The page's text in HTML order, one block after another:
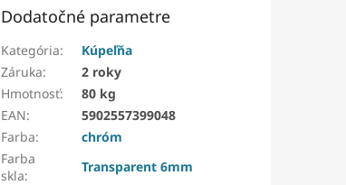
Dodatočné parametre
Kategória:
Kúpeľňa
Záruka:
2 roky
Hmotnosť:
80 kg
EAN:
5902557399048
Farba:
chróm
Farba
skla:
Transparent 6mm